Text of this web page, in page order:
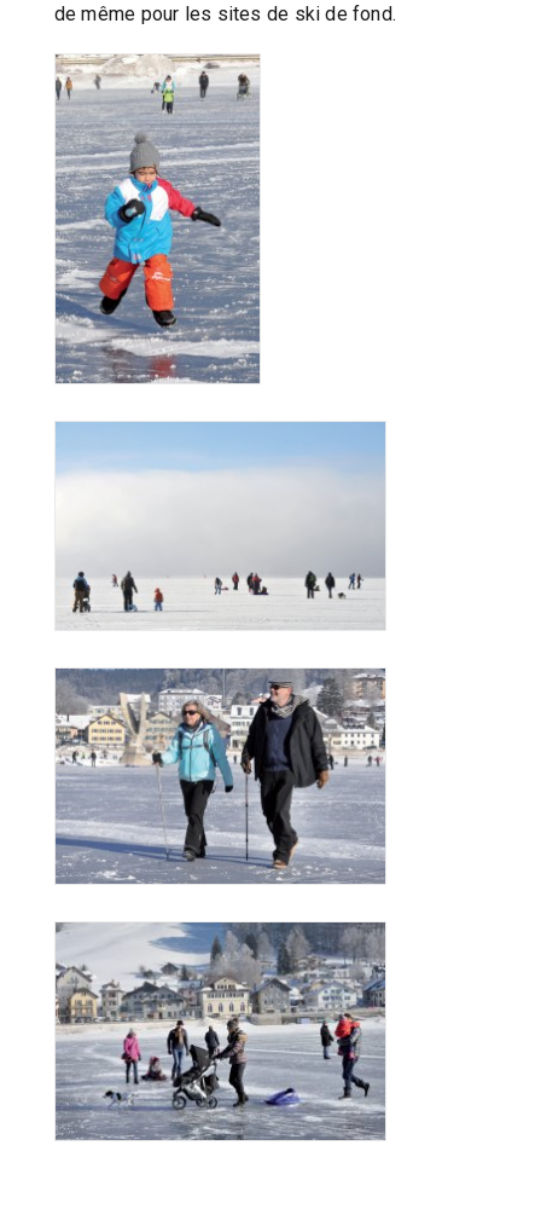
de même pour les sites de ski de fond.